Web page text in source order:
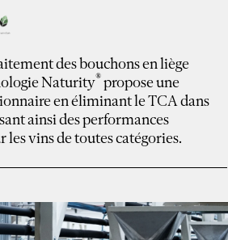
des bouchons en liège
Naturity®propose une
en éliminant le TCA dans
ainsi des performances
les vins de toutes catégories.